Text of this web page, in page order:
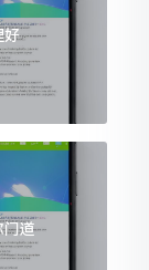
好
门道